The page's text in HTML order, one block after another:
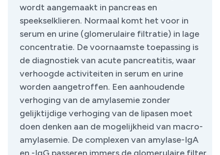
wordt aangemaakt in pancreas en
speekselklieren. Normaal komt het voor in
serum en urine (glomerulaire filtratie) in lage
concentratie. De voornaamste toepassing is
de diagnostiek van acute pancreatitis, waar
verhoogde activiteiten in serum en urine
worden aangetroffen. Een aanhoudende
verhoging van de amylasemie zonder
gelijktijdige verhoging van de lipasen moet
doen denken aan de mogelijkheid van macro-
amylasemie. De complexen van amylase-IgA
en -IgG passeren immers de glomerulaire filter